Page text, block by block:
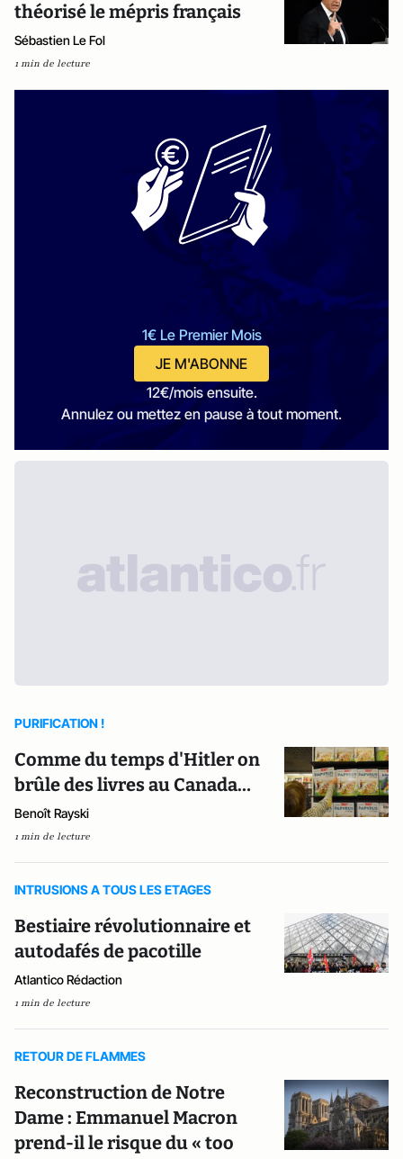
théorisé le mépris français
Sébastien Le Fol
1 min de lecture
1€ Le Premier Mois
JE M'ABONNE
12€/mois ensuite.
Annulez ou mettez en pause à tout moment.
PURIFICATION !
Comme du temps d'Hitler on
brûle des livres au Canada…
Benoît Rayski
1 min de lecture
INTRUSIONS A TOUS LES ETAGES
Bestiaire révolutionnaire et
autodafés de pacotille
Atlantico Rédaction
1 min de lecture
RETOUR DE FLAMMES
Reconstruction de Notre
Dame : Emmanuel Macron
prend-il le risque du « too